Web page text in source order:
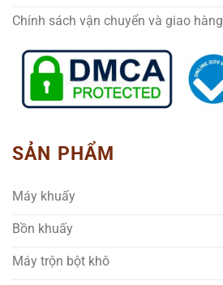
Chính sách vận chuyển và giao hàng
SẢN PHẨM
Máy khuấy
Bồn khuấy
Máy trộn bột khô